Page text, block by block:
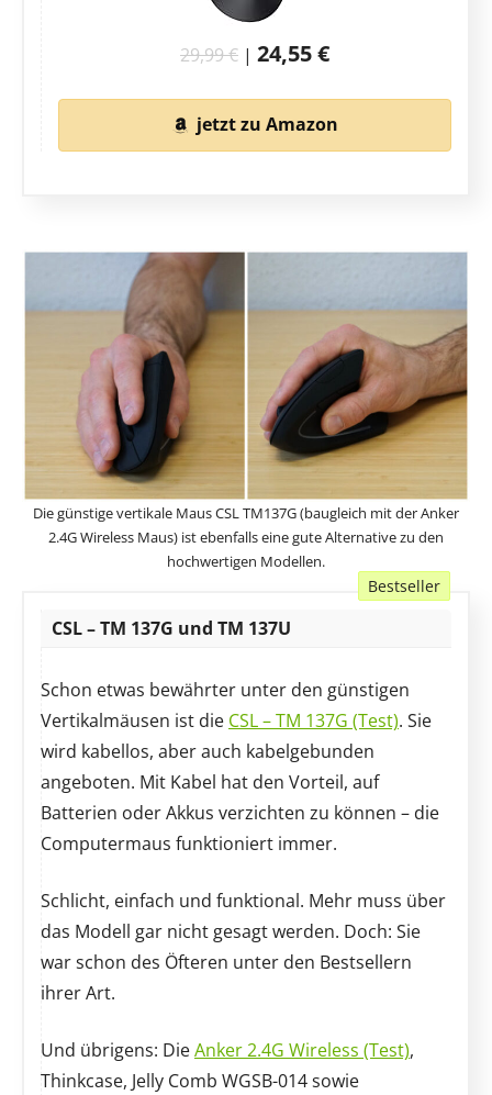
29,99 € | 24,55 €
jetzt zu Amazon
Die günstige vertikale Maus CSL TM137G (baugleich mit der Anker
2.4G Wireless Maus) ist ebenfalls eine gute Alternative zu den
hochwertigen Modellen.
CSL – TM 137G und TM 137U
Schon etwas bewährter unter den günstigen
Vertikalmäusen ist die CSL – TM 137G (Test). Sie
wird kabellos, aber auch kabelgebunden
angeboten. Mit Kabel hat den Vorteil, auf
Batterien oder Akkus verzichten zu können – die
Computermaus funktioniert immer.
Schlicht, einfach und funktional. Mehr muss über
das Modell gar nicht gesagt werden. Doch: Sie
war schon des Öfteren unter den Bestsellern
ihrer Art.
Und übrigens: DieAnker 2.4G Wireless (Test),
Thinkcase, Jelly Comb WGSB-014 sowie
Angebot
Bestseller